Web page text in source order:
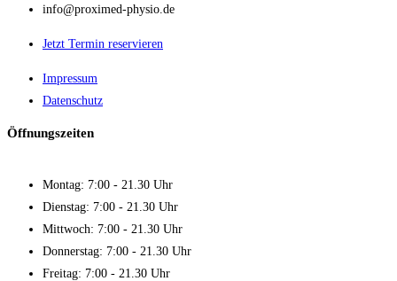
info@proximed-physio.de
Jetzt Termin reservieren
Impressum
Datenschutz
Öffnungszeiten
Montag: 7:00 - 21.30 Uhr
Dienstag: 7:00 - 21.30 Uhr
Mittwoch: 7:00 - 21.30 Uhr
Donnerstag: 7:00 - 21.30 Uhr
Freitag: 7:00 - 21.30 Uhr